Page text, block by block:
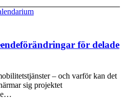
för delade
– och varför kan det
sig projektet